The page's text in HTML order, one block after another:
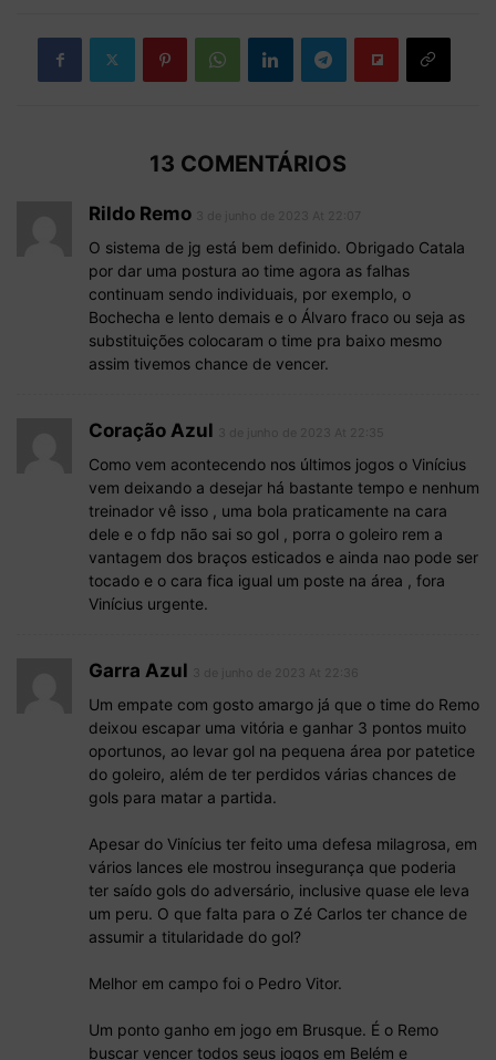
13 COMENTÁRIOS
Rildo Remo
O sistema de jg está bem definido. Obrigado Catala
por dar uma postura ao time agora as falhas
continuam sendo individuais, por exemplo, o
Bochecha e lento demais e o Álvaro fraco ou seja as
substituições colocaram o time pra baixo mesmo
assim tivemos chance de vencer.
Coração Azul
Como vem acontecendo nos últimos jogos o Vinícius
vem deixando a desejar há bastante tempo e nenhum
treinador vê isso , uma bola praticamente na cara
dele e o fdp não sai so gol , porra o goleiro rem a
vantagem dos braços esticados e ainda nao pode ser
tocado e o cara fica igual um poste na área , fora
Vinícius urgente.
Garra Azul
Um empate com gosto amargo já que o time do Remo
deixou escapar uma vitória e ganhar 3 pontos muito
oportunos, ao levar gol na pequena área por patetice
do goleiro, além de ter perdidos várias chances de
gols para matar a partida.
Apesar do Vinícius ter feito uma defesa milagrosa, em
vários lances ele mostrou insegurança que poderia
ter saído gols do adversário, inclusive quase ele leva
um peru. O que falta para o Zé Carlos ter chance de
assumir a titularidade do gol?
Melhor em campo foi o Pedro Vitor.
Um ponto ganho em jogo em Brusque. É o Remo
buscar vencer todos seus jogos em Belém e